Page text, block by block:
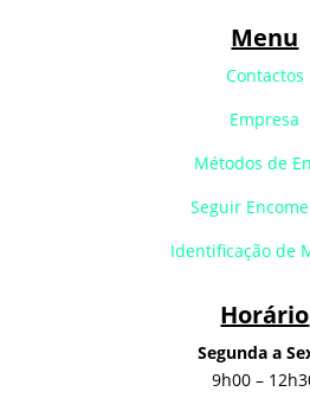
Menu
Contactos
Empresa
Métodos de
Seguir
Identificação de
Horário
Segunda a
9h00 –